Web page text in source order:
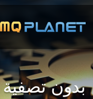
بدون تصفية